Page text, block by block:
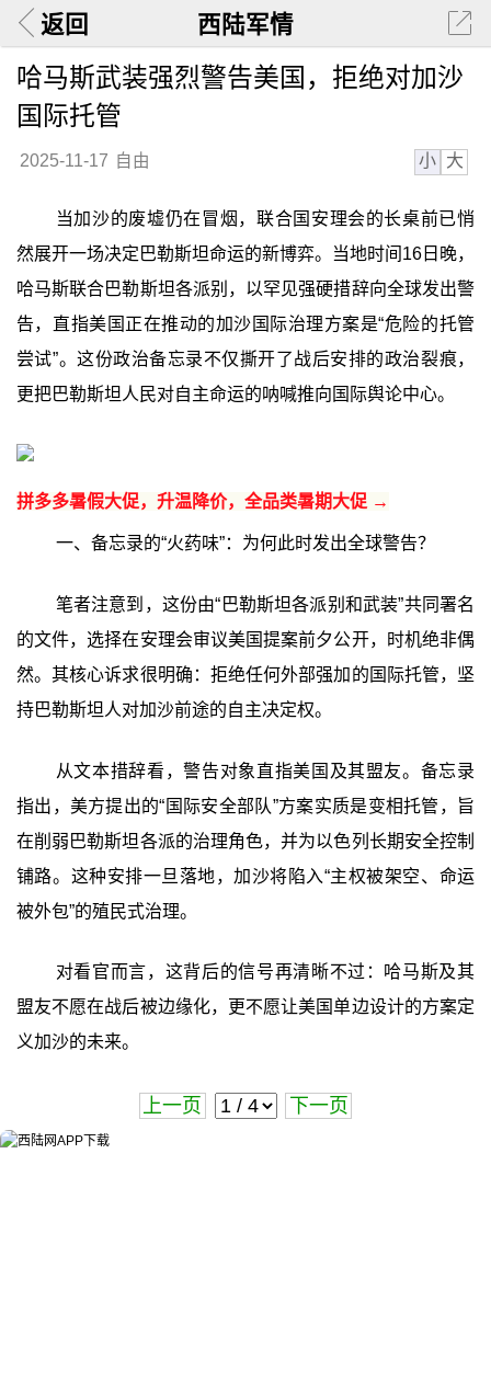
返回 西陆军情
哈马斯武装强烈警告美国，拒绝对加沙
国际托管
2025-11-17 自由 小 大
当加沙的废墟仍在冒烟，联合国安理会的长桌前已悄
然展开一场决定巴勒斯坦命运的新博弈。当地时间16日晚，
哈马斯联合巴勒斯坦各派别，以罕见强硬措辞向全球发出警
告，直指美国正在推动的加沙国际治理方案是“危险的托管
尝试”。这份政治备忘录不仅撕开了战后安排的政治裂痕，
更把巴勒斯坦人民对自主命运的呐喊推向国际舆论中心。
拼多多暑假大促，升温降价，全品类暑期大促 →
一、备忘录的“火药味”：为何此时发出全球警告？
笔者注意到，这份由“巴勒斯坦各派别和武装”共同署名
的文件，选择在安理会审议美国提案前夕公开，时机绝非偶
然。其核心诉求很明确：拒绝任何外部强加的国际托管，坚
持巴勒斯坦人对加沙前途的自主决定权。
从文本措辞看，警告对象直指美国及其盟友。备忘录
指出，美方提出的“国际安全部队”方案实质是变相托管，旨
在削弱巴勒斯坦各派的治理角色，并为以色列长期安全控制
铺路。这种安排一旦落地，加沙将陷入“主权被架空、命运
被外包”的殖民式治理。
对看官而言，这背后的信号再清晰不过：哈马斯及其
盟友不愿在战后被边缘化，更不愿让美国单边设计的方案定
义加沙的未来。
上一页 下一页